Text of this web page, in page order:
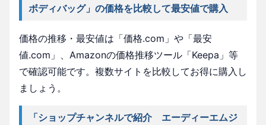
ボディバッグ」の価格を比較して最安値で購入
価格の推移・最安値は「価格.com」や「最安
値.com」、Amazonの価格推移ツール「Keepa」等
で確認可能です。複数サイトを比較してお得に購入し
ましょう。
「ショップチャンネルで紹介 エーディーエムジ